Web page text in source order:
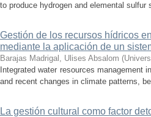
to produce hydrogen and elemental
Gestión de los recursos hídricos
mediante la aplicación de un
Barajas Madrigal, Ulises Absalom (
Integrated water resources
and recent changes in climate patterns,
La gestión cultural como factor